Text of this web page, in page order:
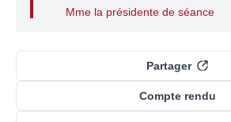
Mme la présidente de séance
Compte rendu
Partager